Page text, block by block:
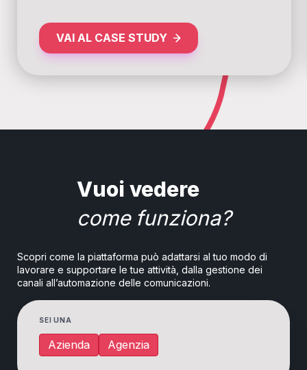
VAI AL CASE STUDY
Vuoi vedere
come funziona?
Scopri come la piattaforma può adattarsi al tuo modo di
lavorare e supportare le tue attività, dalla gestione dei
canali all’automazione delle comunicazioni.
SEI UNA
Azienda Agenzia